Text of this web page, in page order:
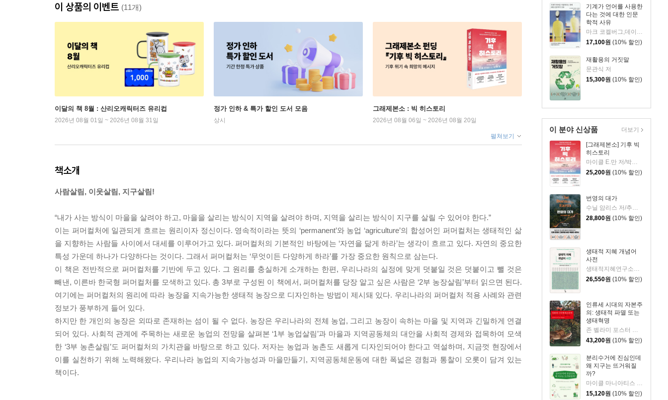
기계가 언어를 사용한
다는 것에 대한 인문
학적 사유
마크 코켈버그,데이비드 J. 건컬 저/신동숙 역/손화철 감수
17,100원 (10% 할인)
재활용의 거짓말
문관식 저
15,300원 (10% 할인)
이 분야 신상품
[그래제본소] 기후 빅
히스토리
마이클 E.만 저/박경미 역/조천호 감수
25,200원 (10% 할인)
번영의 대가
수닐 암리스 저/추선영 역
28,800원 (10% 할인)
생태적 지혜 개념어
사전
생태적지혜연구소협동조합 기획/권범철,성미선 등저
26,550원 (10% 할인)
인류세 시대의 자본주
의: 생태적 파멸 또는
생태혁명
존 벨라미 포스터 저/박종일 역
43,200원 (10% 할인)
분리수거에 진심인데
왜 지구는 뜨거워질
까?
마이클 마니아티스 저/김지혜 역
15,120원 (10% 할인)
더보기
이 상품의 이벤트 (11개)
이달의 책 8월 : 산리오캐릭터즈 유리컵
2026년 08월 01일 ~ 2026년 08월 31일
정가 인하 & 특가 할인 도서 모음
상시
그래제본소 : 빅 히스토리
2026년 08월 06일 ~ 2026년 08월 20일
펼쳐보기
책소개
사람살림, 이웃살림, 지구살림!
“내가 사는 방식이 마을을 살려야 하고, 마을을 살리는 방식이 지역을 살려야 하며, 지역을 살리는 방식이 지구를 살릴 수 있어야 한다.”
이는 퍼머컬처에 일관되게 흐르는 원리이자 정신이다. 영속적이라는 뜻의 ‘permanent’와 농업 ‘agriculture’의 합성어인 퍼머컬처는 생태적인 삶
을 지향하는 사람들 사이에서 대세를 이루어가고 있다. 퍼머컬처의 기본적인 바탕에는 ‘자연을 닮게 하라’는 생각이 흐르고 있다. 자연의 중요한
특성 가운데 하나가 다양하다는 것이다. 그래서 퍼머컬처는 ‘무엇이든 다양하게 하라’를 가장 중요한 원칙으로 삼는다.
이 책은 전반적으로 퍼머컬처를 기반에 두고 있다. 그 원리를 충실하게 소개하는 한편, 우리나라의 실정에 맞게 덧붙일 것은 덧붙이고 뺄 것은
빼낸, 이른바 한국형 퍼머컬처를 모색하고 있다. 총 3부로 구성된 이 책에서, 퍼머컬처를 당장 알고 싶은 사람은 ‘2부 농장살림’부터 읽으면 된다.
여기에는 퍼머컬처의 원리에 따라 농장을 지속가능한 생태적 농장으로 디자인하는 방법이 제시돼 있다. 우리나라의 퍼머컬처 적용 사례와 관련
정보가 풍부하게 들어 있다.
하지만 한 개인의 농장은 외따로 존재하는 섬이 될 수 없다. 농장은 우리나라의 전체 농업, 그리고 농장이 속하는 마을 및 지역과 긴밀하게 연결
되어 있다. 사회적 관계에 주목하는 새로운 농업의 전망을 살펴본 ‘1부 농업살림’과 마을과 지역공동체의 대안을 사회적 경제와 접목하여 모색
한 ‘3부 농촌살림’도 퍼머컬처의 가치관을 바탕으로 하고 있다. 저자는 농업과 농촌도 새롭게 디자인되어야 한다고 역설하며, 지금껏 현장에서
이를 실천하기 위해 노력해왔다. 우리나라 농업의 지속가능성과 마을만들기, 지역공동체운동에 대한 폭넓은 경험과 통찰이 오롯이 담겨 있는
책이다.